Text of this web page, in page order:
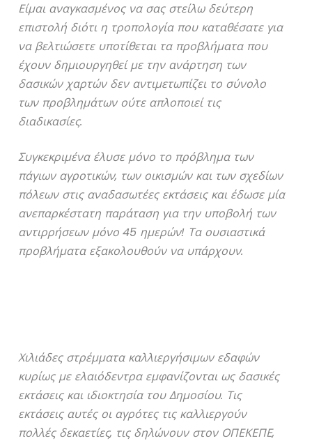
Είμαι αναγκασμένος να σας στείλω δεύτερη
επιστολή διότι η τροπολογία που καταθέσατε για
να βελτιώσετε υποτίθεται τα προβλήματα που
έχουν δημιουργηθεί με την ανάρτηση των
δασικών χαρτών δεν αντιμετωπίζει το σύνολο
των προβλημάτων ούτε απλοποιεί τις
διαδικασίες.
Συγκεκριμένα έλυσε μόνο το πρόβλημα των
πάγιων αγροτικών, των οικισμών και των σχεδίων
πόλεων στις αναδασωτέες εκτάσεις και έδωσε μία
ανεπαρκέστατη παράταση για την υποβολή των
αντιρρήσεων μόνο 45 ημερών! Τα ουσιαστικά
προβλήματα εξακολουθούν να υπάρχουν.
Χιλιάδες στρέμματα καλλιεργήσιμων εδαφών
κυρίως με ελαιόδεντρα εμφανίζονται ως δασικές
εκτάσεις και ιδιοκτησία του Δημοσίου. Τις
εκτάσεις αυτές οι αγρότες τις καλλιεργούν
πολλές δεκαετίες, τις δηλώνουν στον ΟΠΕΚΕΠΕ,